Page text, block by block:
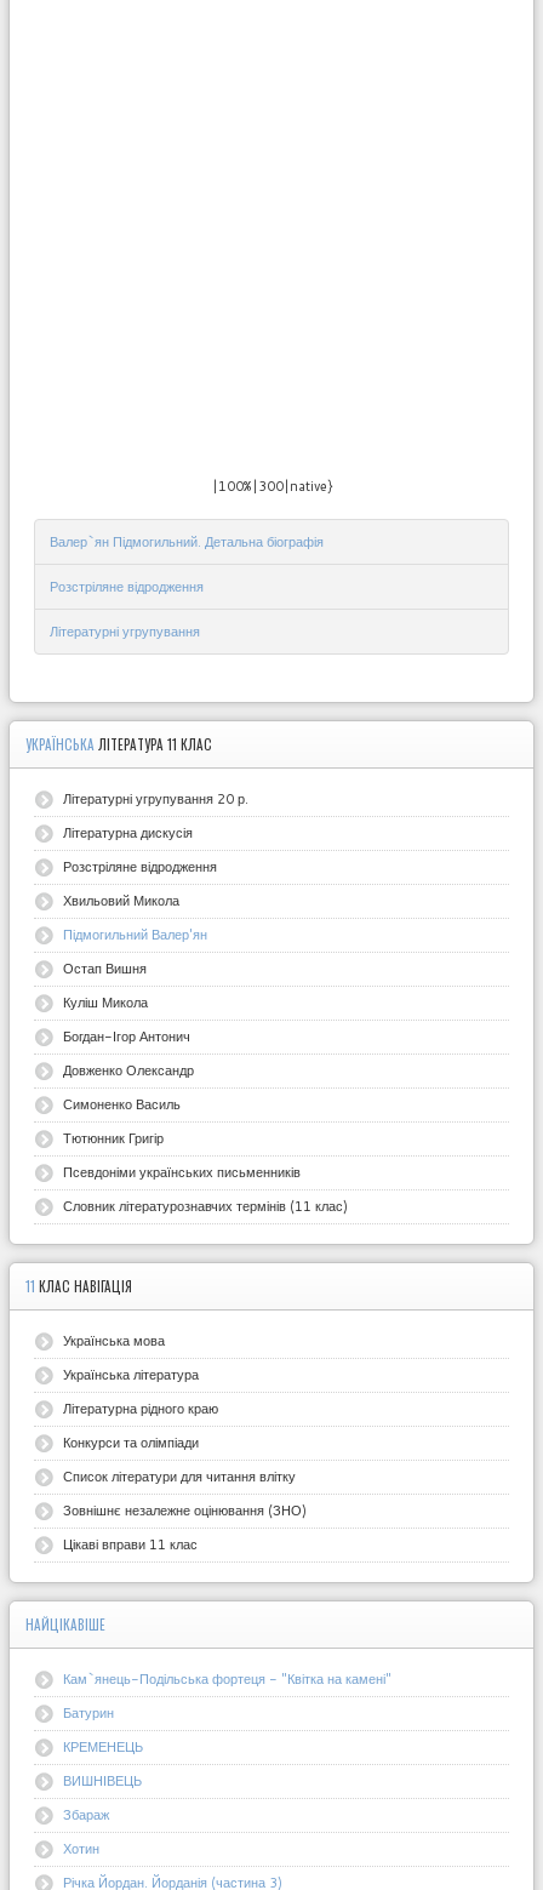
|100%|300|native}
Валер`ян Підмогильний. Детальна біографія
Розстріляне відродження
Літературні угрупування
УКРАЇНСЬКА ЛІТЕРАТУРА 11 КЛАС
Літературні угрупування 20 р.
Літературна дискусія
Розстріляне відродження
Хвильовий Микола
Підмогильний Валер'ян
Остап Вишня
Куліш Микола
Богдан-Ігор Антонич
Довженко Олександр
Симоненко Василь
Тютюнник Григір
Псевдоніми українських письменників
Словник літературознавчих термінів (11 клас)
11 КЛАС НАВІГАЦІЯ
Українська мова
Українська література
Літературна рідного краю
Конкурси та олімпіади
Список літератури для читання влітку
Зовнішнє незалежне оцінювання (ЗНО)
Цікаві вправи 11 клас
НАЙЦІКАВІШЕ
Кам`янець-Подільська фортеця - "Квітка на камені"
Батурин
КРЕМЕНЕЦЬ
ВИШНІВЕЦЬ
Збараж
Хотин
Річка Йордан. Йорданія (частина 3)